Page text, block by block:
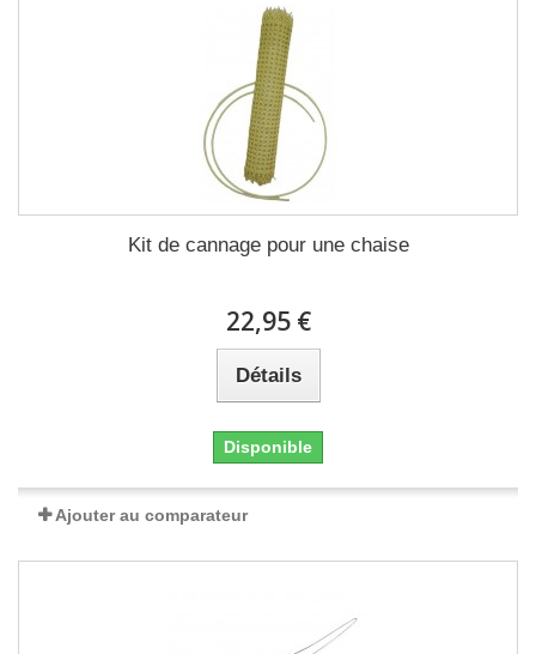
Kit de cannage pour une chaise
22,95 €
Détails
Disponible
Ajouter au comparateur